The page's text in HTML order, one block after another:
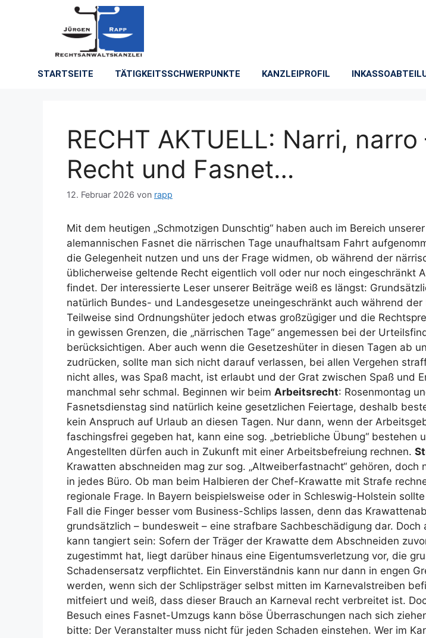
STARTSEITE TÄTIGKEITSSCHWERPUNKTE KANZLEIPROFIL
RECHT AKTUELL: Narri, narro
Recht und Fasnet…
12. Februar 2026 von rapp
Mit dem heutigen „Schmotzigen Dunschtig“ haben auch im Bereich
alemannischen Fasnet die närrischen Tage unaufhaltsam Fahrt
die Gelegenheit nutzen und uns der Frage widmen, ob während der
üblicherweise geltende Recht eigentlich voll oder nur noch eingeschränkt
findet. Der interessierte Leser unserer Beiträge weiß es längst:
natürlich Bundes- und Landesgesetze uneingeschränkt auch während der
Teilweise sind Ordnungshüter jedoch etwas großzügiger und die
in gewissen Grenzen, die „närrischen Tage“ angemessen bei der
berücksichtigen. Aber auch wenn die Gesetzeshüter in diesen Tagen ab
zudrücken, sollte man sich nicht darauf verlassen, bei allen Vergehen
nicht alles, was Spaß macht, ist erlaubt und der Grat zwischen Spaß und
manchmal sehr schmal. Beginnen wir beim Arbeitsrecht: Rosenmontag
Fasnetsdienstag sind natürlich keine gesetzlichen Feiertage, deshalb
kein Anspruch auf Urlaub an diesen Tagen. Nur dann, wenn der
faschingsfrei gegeben hat, kann eine sog. „betriebliche Übung“ bestehen
Angestellten dürfen auch in Zukunft mit einer Arbeitsbefreiung rechnen.
Krawatten abschneiden mag zur sog. „Altweiberfastnacht“ gehören, doch
in jedes Büro. Ob man beim Halbieren der Chef-Krawatte mit Strafe
regionale Frage. In Bayern beispielsweise oder in Schleswig-Holstein
Fall die Finger besser vom Business-Schlips lassen, denn das
grundsätzlich – bundesweit – eine strafbare Sachbeschädigung dar. Doch
kann tangiert sein: Sofern der Träger der Krawatte dem Abschneiden
zugestimmt hat, liegt darüber hinaus eine Eigentumsverletzung vor, die
Schadensersatz verpflichtet. Ein Einverständnis kann nur dann in engen
werden, wenn sich der Schlipsträger selbst mitten im Karnevalstreiben
mitfeiert und weiß, dass dieser Brauch an Karneval recht verbreitet ist.
Besuch eines Fasnet-Umzugs kann böse Überraschungen nach sich
bitte: Der Veranstalter muss nicht für jeden Schaden einstehen. Wer im